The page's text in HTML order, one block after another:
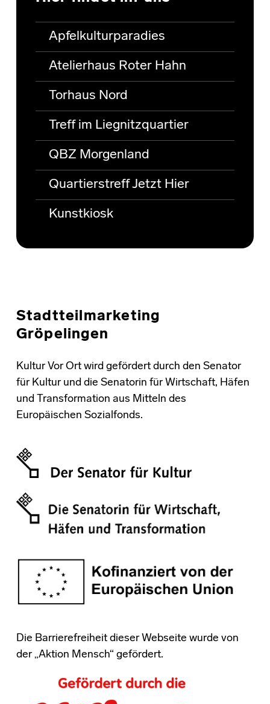
Apfelkulturparadies
Atelierhaus Roter Hahn
Torhaus Nord
Treff im Liegnitzquartier
QBZ Morgenland
Quartierstreff Jetzt Hier
Kunstkiosk
Stadtteilmarketing
Gröpelingen
Kultur Vor Ort wird gefördert durch den Senator
für Kultur und die Senatorin für Wirtschaft, Häfen
und Transformation aus Mitteln des
Europäischen Sozialfonds.
Die Barrierefreiheit dieser Webseite wurde von
der „Aktion Mensch“ gefördert.